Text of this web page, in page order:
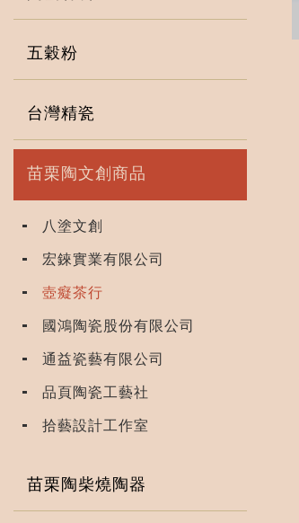
五穀粉
台灣精瓷
苗栗陶文創商品
八塗文創
宏錸實業有限公司
壺癡茶行
國鴻陶瓷股份有限公司
通益瓷藝有限公司
品頁陶瓷工藝社
拾藝設計工作室
苗栗陶柴燒陶器